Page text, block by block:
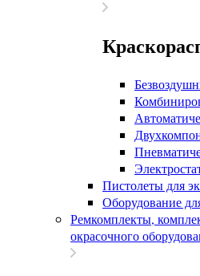
Пистолеты для
Оборудование
Ремкомплекты,
окрасочного